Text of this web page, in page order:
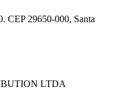
CEP 29650-000, Santa
LTDA